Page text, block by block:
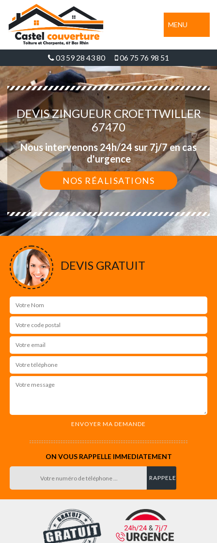
MENU
03 59 28 43 80 06 75 76 98 51
DEVIS ZINGUEUR CROETTWILLER
67470
Nous intervenons 24h/24 sur 7j/7 en cas
d'urgence
NOS RÉALISATIONS
DEVIS GRATUIT
ON VOUS RAPPELLE IMMEDIATEMENT